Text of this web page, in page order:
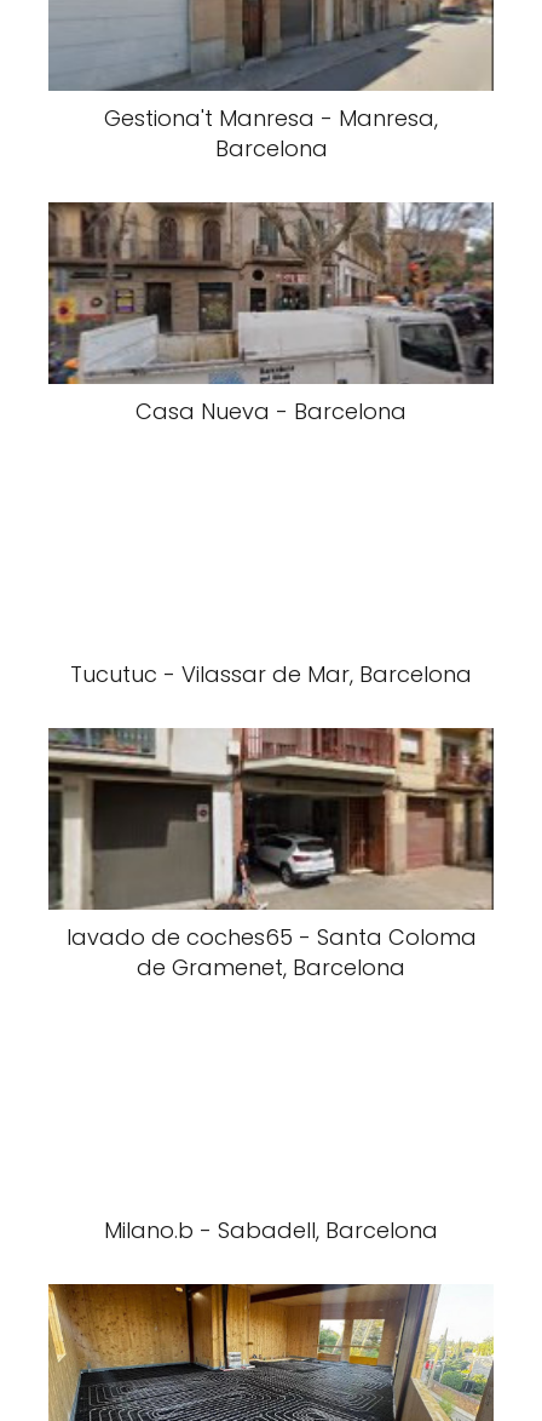
Gestiona't Manresa - Manresa,
Barcelona
Casa Nueva - Barcelona
Tucutuc - Vilassar de Mar, Barcelona
lavado de coches65 - Santa Coloma
de Gramenet, Barcelona
Milano.b - Sabadell, Barcelona